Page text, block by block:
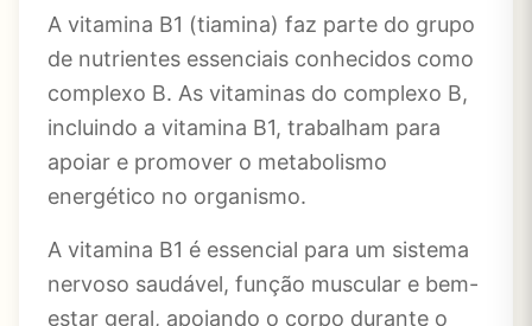
A vitamina B1 (tiamina) faz parte do grupo
de nutrientes essenciais conhecidos como
complexo B. As vitaminas do complexo B,
incluindo a vitamina B1, trabalham para
apoiar e promover o metabolismo
energético no organismo.
A vitamina B1 é essencial para um sistema
nervoso saudável, função muscular e bem-
estar geral, apoiando o corpo durante o